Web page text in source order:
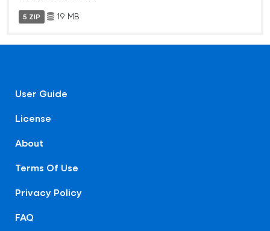
5 ZIP 19 MB
User Guide
License
About
Terms Of Use
Privacy Policy
FAQ